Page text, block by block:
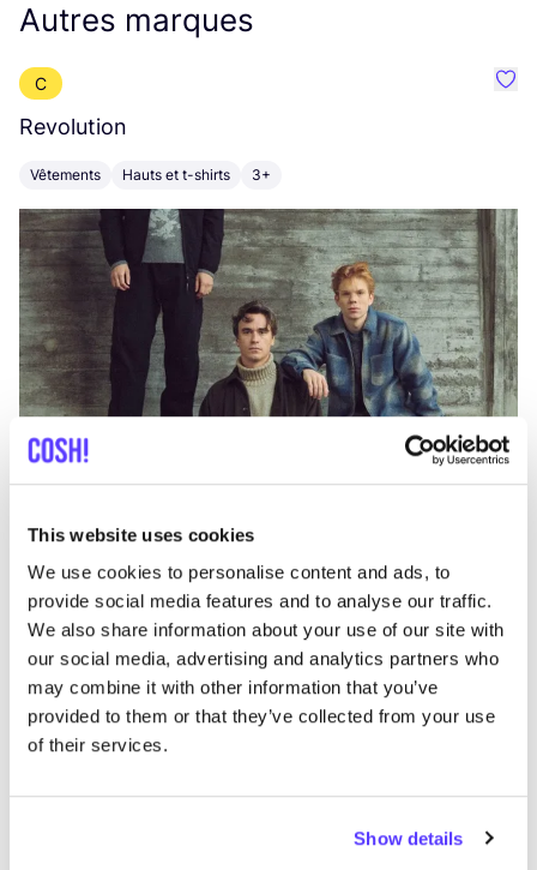
This website uses cookies
We use cookies to personalise content and ads, to
provide social media features and to analyse our traffic.
We also share information about your use of our site with
our social media, advertising and analytics partners who
may combine it with other information that you’ve
provided to them or that they’ve collected from your use
of their services.
Show details
Autres marques
C
Revolution
Vêtements Hauts et t-shirts 3+